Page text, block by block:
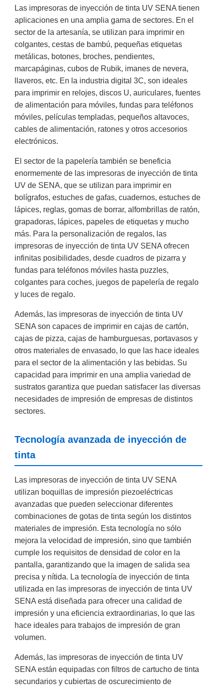
Las impresoras de inyección de tinta UV SENA tienen
aplicaciones en una amplia gama de sectores. En el
sector de la artesanía, se utilizan para imprimir en
colgantes, cestas de bambú, pequeñas etiquetas
metálicas, botones, broches, pendientes,
marcapáginas, cubos de Rubik, imanes de nevera,
llaveros, etc. En la industria digital 3C, son ideales
para imprimir en relojes, discos U, auriculares, fuentes
de alimentación para móviles, fundas para teléfonos
móviles, películas templadas, pequeños altavoces,
cables de alimentación, ratones y otros accesorios
electrónicos.
El sector de la papelería también se beneficia
enormemente de las impresoras de inyección de tinta
UV de SENA, que se utilizan para imprimir en
bolígrafos, estuches de gafas, cuadernos, estuches de
lápices, reglas, gomas de borrar, alfombrillas de ratón,
grapadoras, lápices, papeles de etiquetas y mucho
más. Para la personalización de regalos, las
impresoras de inyección de tinta UV SENA ofrecen
infinitas posibilidades, desde cuadros de pizarra y
fundas para teléfonos móviles hasta puzzles,
colgantes para coches, juegos de papelería de regalo
y luces de regalo.
Además, las impresoras de inyección de tinta UV
SENA son capaces de imprimir en cajas de cartón,
cajas de pizza, cajas de hamburguesas, portavasos y
otros materiales de envasado, lo que las hace ideales
para el sector de la alimentación y las bebidas. Su
capacidad para imprimir en una amplia variedad de
sustratos garantiza que puedan satisfacer las diversas
necesidades de impresión de empresas de distintos
sectores.
Tecnología avanzada de inyección de
tinta
Las impresoras de inyección de tinta UV SENA
utilizan boquillas de impresión piezoeléctricas
avanzadas que pueden seleccionar diferentes
combinaciones de gotas de tinta según los distintos
materiales de impresión. Esta tecnología no sólo
mejora la velocidad de impresión, sino que también
cumple los requisitos de densidad de color en la
pantalla, garantizando que la imagen de salida sea
precisa y nítida. La tecnología de inyección de tinta
utilizada en las impresoras de inyección de tinta UV
SENA está diseñada para ofrecer una calidad de
impresión y una eficiencia extraordinarias, lo que las
hace ideales para trabajos de impresión de gran
volumen.
Además, las impresoras de inyección de tinta UV
SENA están equipadas con filtros de cartucho de tinta
secundarios y cubiertas de oscurecimiento de